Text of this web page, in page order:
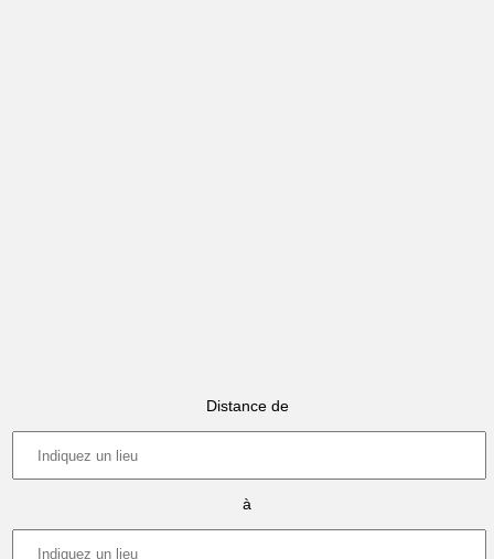
Distance de
à